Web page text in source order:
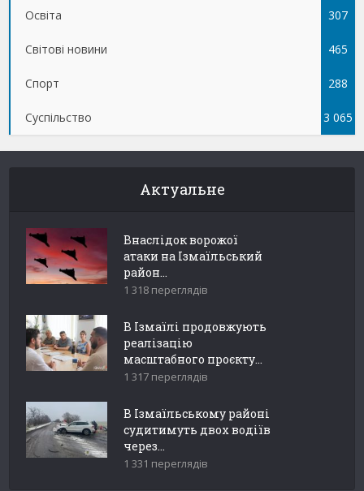
Освіта 307
Світові новини 465
Спорт 288
Суспільство 3 065
Актуальне
Внаслідок ворожої
атаки на Ізмаїльський
район...
1 318 переглядів
В Ізмаїлі продовжують
реалізацію
масштабного проєкту...
1 317 переглядів
В Ізмаїльському районі
судитимуть двох водіїв
через...
1 331 переглядів